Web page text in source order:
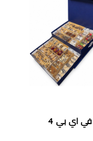
في اي بي 4